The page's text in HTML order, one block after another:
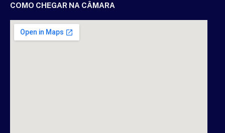
COMO CHEGAR NA CÂMARA